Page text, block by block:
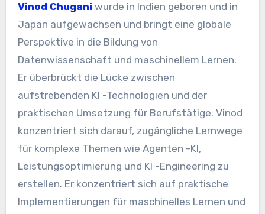
Vinod Chugani wurde in Indien geboren und in
Japan aufgewachsen und bringt eine globale
Perspektive in die Bildung von
Datenwissenschaft und maschinellem Lernen.
Er überbrückt die Lücke zwischen
aufstrebenden KI -Technologien und der
praktischen Umsetzung für Berufstätige. Vinod
konzentriert sich darauf, zugängliche Lernwege
für komplexe Themen wie Agenten -KI,
Leistungsoptimierung und KI -Engineering zu
erstellen. Er konzentriert sich auf praktische
Implementierungen für maschinelles Lernen und